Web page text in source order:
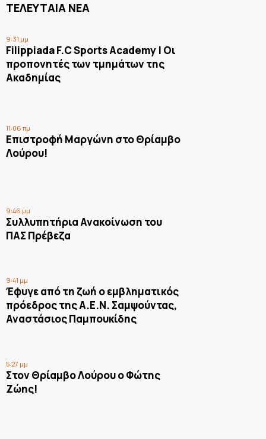
ΤΕΛΕΥΤΑΙΑ ΝΕΑ
9:31 μμ
Filippiada F.C Sports Academy | Οι
προπονητές των τμημάτων της
Ακαδημίας
11:06 πμ
Επιστροφή Μαργώνη στο Θρίαμβο
Λούρου!
9:46 μμ
Συλλυπητήρια Ανακοίνωση του
ΠΑΣ Πρέβεζα
9:41 μμ
Έφυγε από τη ζωή ο εμβληματικός
πρόεδρος της Α.Ε.Ν. Σαμψούντας,
Αναστάσιος Παμπουκίδης
5:27 μμ
Στον Θρίαμβο Λούρου ο Φώτης
Ζώης!